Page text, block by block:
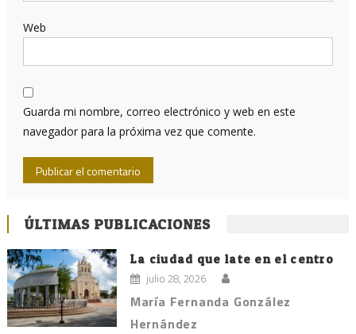
Web
Guarda mi nombre, correo electrónico y web en este
navegador para la próxima vez que comente.
ÚLTIMAS PUBLICACIONES
La ciudad que late en el centro
julio 28, 2026
María Fernanda González
Hernández